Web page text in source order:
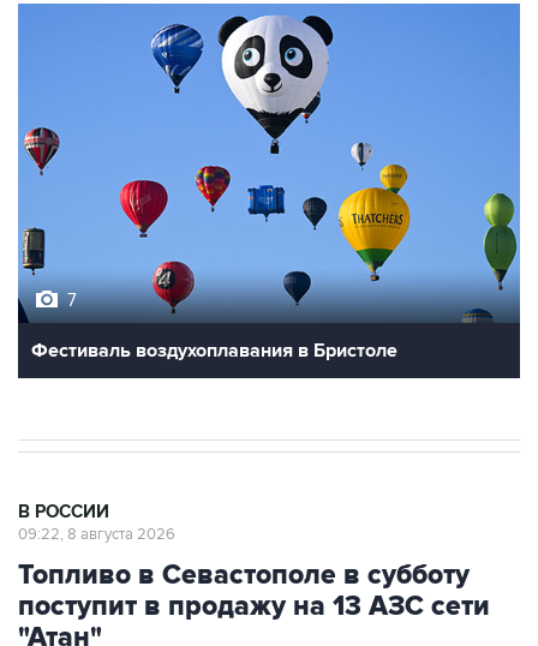
Фестиваль воздухоплавания в Бристоле
Топливо в Севастополе в субботу
поступит в продажу на 13 АЗС сети
"Атан"